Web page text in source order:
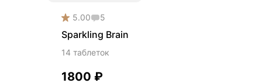
5.00 5
Sparkling Brain
14 таблеток
1800 ₽